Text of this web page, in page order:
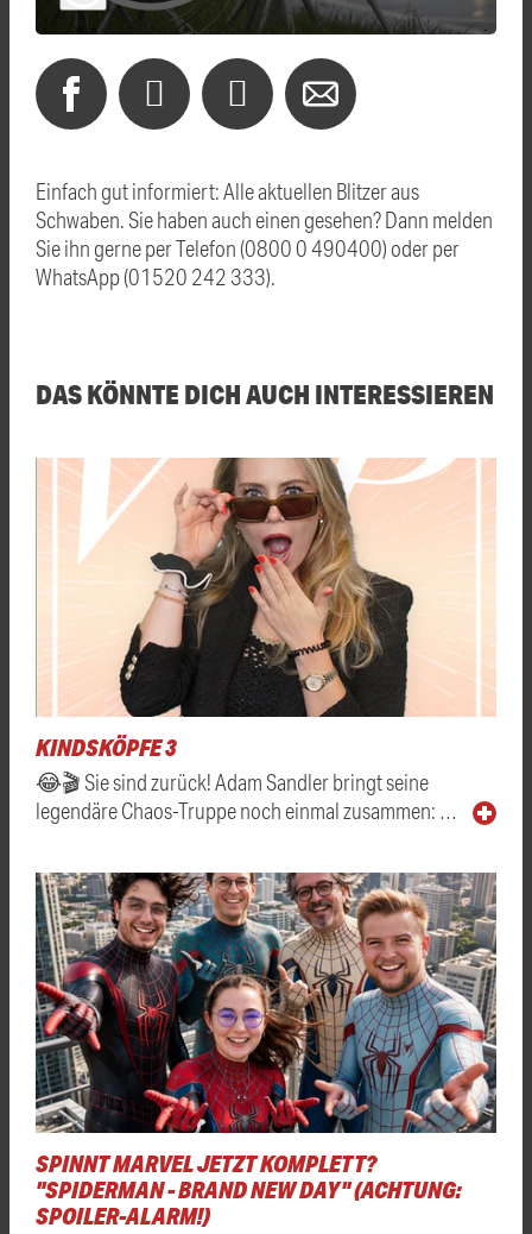
Einfach gut informiert: Alle aktuellen Blitzer aus
Schwaben. Sie haben auch einen gesehen? Dann melden
Sie ihn gerne per Telefon (0800 0 490400) oder per
WhatsApp (01520 242 333).
DAS KÖNNTE DICH AUCH INTERESSIEREN
KINDSKÖPFE 3
😂🎬 Sie sind zurück! Adam Sandler bringt seine
legendäre Chaos-Truppe noch einmal zusammen: …
SPINNT MARVEL JETZT KOMPLETT?
"SPIDERMAN - BRAND NEW DAY" (ACHTUNG:
SPOILER-ALARM!)